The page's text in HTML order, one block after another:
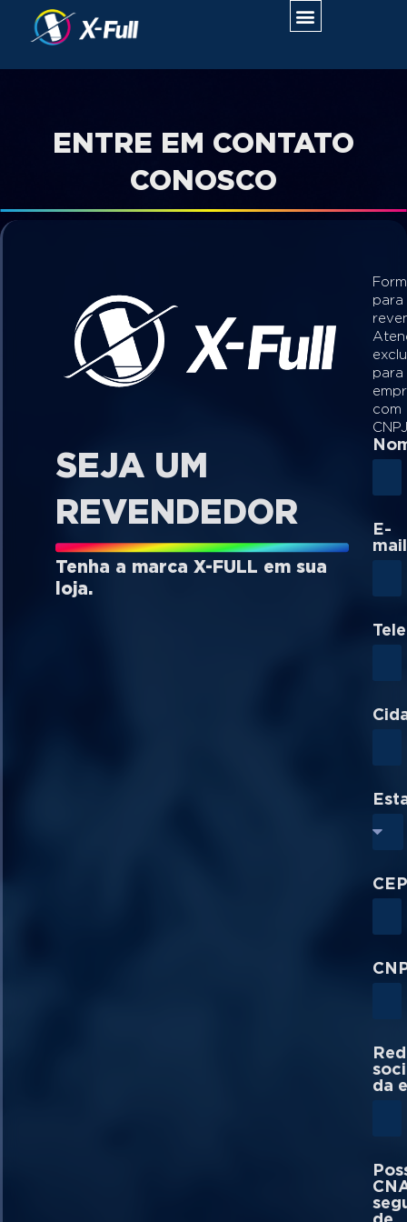
ENTRE EM CONTATO
CONOSCO
SEJA UM
REVENDEDOR
Tenha a marca X-FULL em sua
loja.
para
para
com
CNPJ
E-
mail
CEP
da